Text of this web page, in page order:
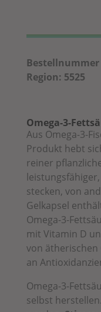
Bestellnummer
Region: 5525
Omega-3-
Aus Omega-3-
Produkt hebt
reiner
stecken, von
Gelkapsel
Omega-3-
mit Vitamin D
von
an
Omega-3-
selbst